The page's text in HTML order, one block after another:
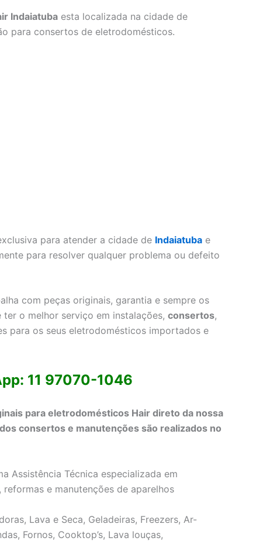
Indaiatuba esta localizada na cidade de
para consertos de eletrodomésticos.
para atender a cidade de Indaiatuba e
para resolver qualquer problema ou defeito
com peças originais, garantia e sempre os
o melhor serviço em instalações, consertos,
para os seus eletrodomésticos importados e
11 97070-1046
para eletrodomésticos Hair direto da nossa
consertos e manutenções são realizados no
Assistência Técnica especializada em
reformas e manutenções de aparelhos
Lava e Seca, Geladeiras, Freezers, Ar-
Fornos, Cooktop’s, Lava louças,